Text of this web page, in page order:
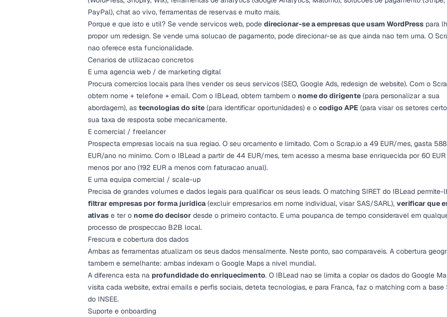
PayPal), chat ao vivo, ferramentas de reservas e muito mais.
Porque e que isto e util? Se vende servicos web, pode direcionar-se a empresas que usam WordPress para
propor um redesign. Se vende uma solucao de pagamento, pode direcionar-se as que ainda nao tem uma. O
nao oferece esta funcionalidade.
Cenarios de utilizacao concretos
E uma agencia web / de marketing digital
Procura comercios locais para lhes vender os seus servicos (SEO, Google Ads, redesign de website). Com o
obtem nome + telefone + email. Com o IBLead, obtem tambem o nome do dirigente (para personalizar a sua
abordagem), as tecnologias do site (para identificar oportunidades) e o codigo APE (para visar os setores
sua taxa de resposta sobe mecanicamente.
E comercial / freelancer
Prospecta empresas locais na sua regiao. O seu orcamento e limitado. Com o Scrap.io a 49 EUR/mes, gasta 588
EUR/ano no minimo. Com o IBLead a partir de 44 EUR/mes, tem acesso a mesma base enriquecida por 60 EUR
menos por ano (192 EUR a menos com faturacao anual).
E uma equipa comercial / scale-up
Precisa de grandes volumes e dados legais para qualificar os seus leads. O matching SIRET do IBLead permite-
filtrar empresas por forma juridica(excluir empresarios em nome individual, visar SAS/SARL), verificar que
ativas e ter o nome do decisor desde o primeiro contacto. E uma poupanca de tempo consideravel em
processo de prospeccao B2B local.
Frescura e cobertura dos dados
Ambas as ferramentas atualizam os seus dados mensalmente. Neste ponto, sao comparaveis. A cobertura
tambem e semelhante: ambas indexam o Google Maps a nivel mundial.
A diferenca esta na profundidade do enriquecimento. O IBLead nao se limita a copiar os dados do Google
visita cada website, extrai emails e perfis sociais, deteta tecnologias, e para Franca, faz o matching com a base
do INSEE.
Suporte e onboarding